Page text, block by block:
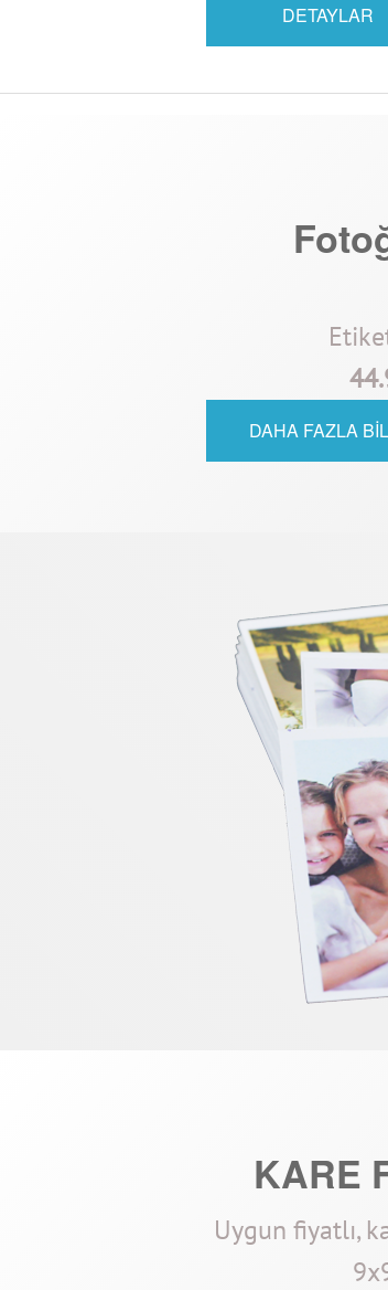
DETAYLAR
DAHA FAZLA
KARE
Uygun fiyatlı,